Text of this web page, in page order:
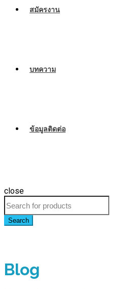
สมัครงาน
บทความ
ข้อมูลติดต่อ
close
Search
Blog